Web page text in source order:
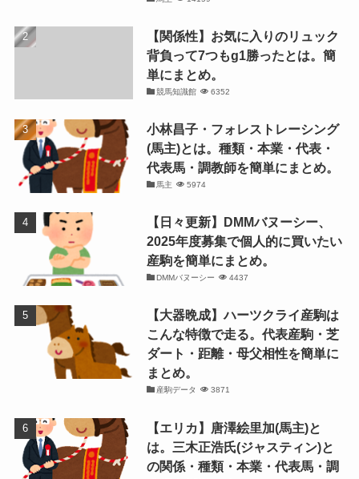
【関係性】お気に入りのリュック
背負って7つもg1勝ったとは。簡
単にまとめ。
競馬知識館 6352
小林昌子・フォレストレーシング
(馬主)とは。種類・本業・代表・
代表馬・調教師を簡単にまとめ。
馬主 5974
【日々更新】DMMバヌーシー、
2025年度募集で個人的に買いたい
産駒を簡単にまとめ。
DMMバヌーシー 4437
【大器晩成】ハーツクライ産駒は
こんな特徴で走る。代表産駒・芝
ダート・距離・母父相性を簡単に
まとめ。
産駒データ 3871
【エリカ】唐澤絵里加(馬主)と
は。三木正浩氏(ジャスティン)と
の関係・種類・本業・代表馬・調